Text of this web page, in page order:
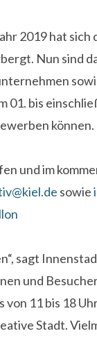
2019 hat
Nun sind
01. bis
können.
und im
sowie
sagt
und
von 11 bis 18
Stadt.